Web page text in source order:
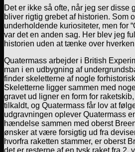
Det er ikke så ofte, når jeg ser disse
bliver rigtig grebet af historien. Som
underholdende kuriositeter, men for
var det en anden sag. Her blev jeg
historien uden at tænke over
Quatermass arbejder i British
man i en udbygning af
finder skeletterne af nogle
Skeletterne ligger sammen med
gravet ud ligner en form for
tilkaldt, og Quatermass får lov at
udgravningen oplever Quatermass
hændelse sammen med oberst
ønsker at være forsigtig ud fra
hvorfra raketten stammer, er oberst
det er resterne af en tysk raket fra 2.